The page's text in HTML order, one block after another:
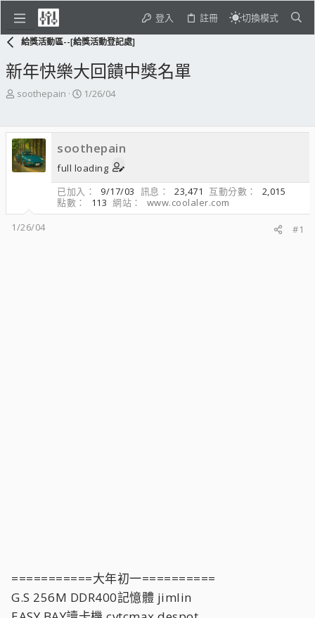
登入 註冊 切換模式
給獎活動區--[給獎活動登記處]
新年快樂大回饋中獎名單
主
起
人
soothepain
開
期
1/26/04
soothepain
full loading
已加入
9/17/03 訊息 23,471 互動分數
2,015
點數
113 網站
www.coolaler.com
1/26/04
#1
===========大年初一==========
G.S 256M DDR400記憶體 jimlin